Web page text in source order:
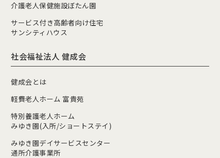
介護老人保健施設ぼたん園
サービス付き高齢者向け住宅
サンシティハウス
社会福祉法人 健成会
健成会とは
軽費老人ホーム 富貴苑
特別養護老人ホーム
みゆき園(入所/ショートステイ)
みゆき園デイサービスセンター
通所介護事業所